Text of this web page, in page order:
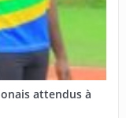
attendus à